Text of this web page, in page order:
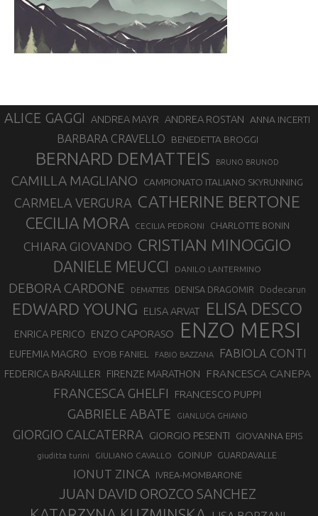
ALICE GAGGI ANDREA MAYR ANDREA ROSTAN ANNA INCERTI
BARBARA CRAVELLO BENEDETTA BROGGI
BERNARD DEMATTEIS BRUNO BRUNOD
CAMILLA MAGLIANO CAMPIONATO ITALIANO SKYRUNNING
CARMELA VERGURA CATHERINE BERTONE
CECILIA MORA CECILIA PEDRONI CHARLOTTE BONIN
CHIARA GIOVANDO CRISTIAN MINOGGIO
DANIELE MEUCCI DANILO LANTERMINO
DEBORA CARDONE DEMATTEIS DENISA DRAGOMIR Dodecarun
EDWARD YOUNG ELISA ARVAT ELISA DESCO
ENRICA PERICO ENZO CAPORASO ENZO MERSI
EUFEMIA MAGRO EYOB FANIEL FABIO BAZZANA FABIOLA CONTI
FEDERICA BARAILLER FIRENZE MARATHON FRANCESCA CANEPA
FRANCESCA GHELFI FRANCESCO PUPPI
GABRIELE ABATE GIANLUCA GHIANO
GIORGIO CALCATERRA GIORGIO PESENTI GIOVANNA EPIS
giuditta turini GIULIANO CAVALLO GOINUP GUARDAVALLE
IONUT ZINCA IVREA-MOMBARONE
JUAN DAVID OROZCO SANCHEZ